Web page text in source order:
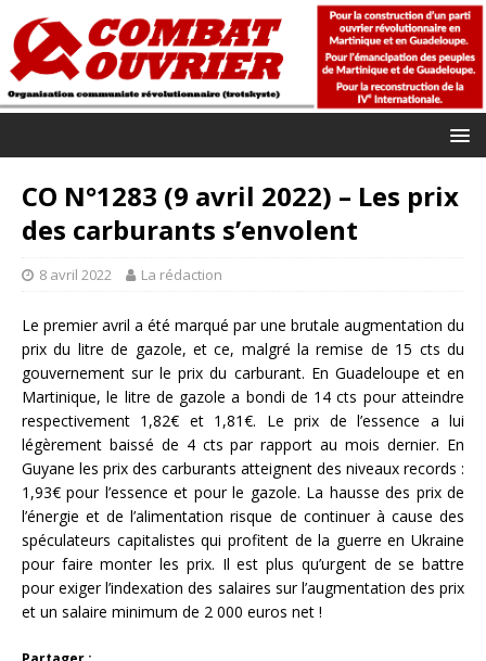
CO N°1283 (9 avril 2022) – Les prix
des carburants s’envolent
8 avril 2022 La rédaction
Le premier avril a été marqué par une brutale augmentation du
prix du litre de gazole, et ce, malgré la remise de 15 cts du
gouvernement sur le prix du carburant. En Guadeloupe et en
Martinique, le litre de gazole a bondi de 14 cts pour atteindre
respectivement 1,82€ et 1,81€. Le prix de l’essence a lui
légèrement baissé de 4 cts par rapport au mois dernier. En
Guyane les prix des carburants atteignent des niveaux records :
1,93€ pour l’essence et pour le gazole. La hausse des prix de
l’énergie et de l’alimentation risque de continuer à cause des
spéculateurs capitalistes qui profitent de la guerre en Ukraine
pour faire monter les prix. Il est plus qu’urgent de se battre
pour exiger l’indexation des salaires sur l’augmentation des prix
et un salaire minimum de 2 000 euros net !